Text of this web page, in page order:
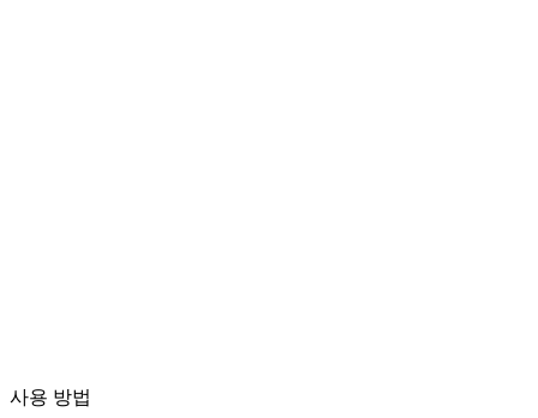
사용 방법